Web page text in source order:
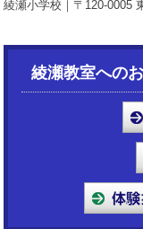
③すし松さんが見えて
すし松さんに向かって
綾瀬小学校｜〒120-0005
綾瀬教室への